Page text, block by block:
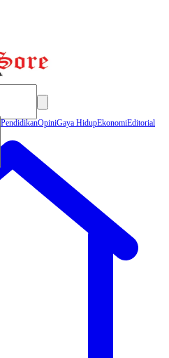
PendidikanOpiniGaya HidupEkonomiEditorial